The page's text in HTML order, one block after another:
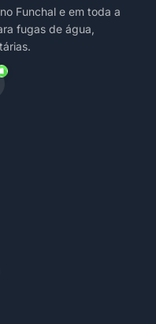
Funchal e em toda a
fugas de água,